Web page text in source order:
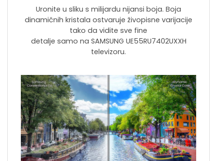
Uronite u sliku s milijardu nijansi boja. Boja
dinamičnih kristala ostvaruje živopisne varijacije
tako da vidite sve fine
detalje samo na SAMSUNG UE55RU7402UXXH
televizoru.